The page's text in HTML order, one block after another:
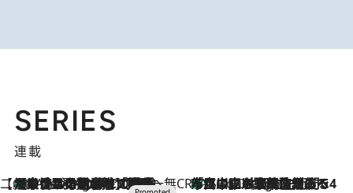
SERIES
連載
【CREA×星野リゾート】唯一無二。癒しと発見が待つ場所へ
1 Hour Ago
【トンボの足水浴】ヒノキの香りに包まれて涼感マックス！約13℃の湧水かけ流しを避暑地「星野温泉 トンボの湯」で体験 CREA'S CHOICE
3 Hours Ago
「立川にも歌舞伎があるんだよ」 片岡仁左衛門・市川中車ら豪華座組みで4年目の立川立飛歌舞伎へ